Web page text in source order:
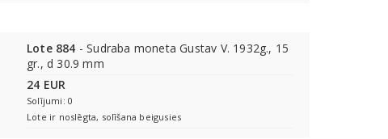
Lote 884 - Sudraba moneta Gustav V. 1932g., 15
gr., d 30.9 mm
24 EUR
Solījumi: 0
Lote ir noslēgta, solīšana beigusies